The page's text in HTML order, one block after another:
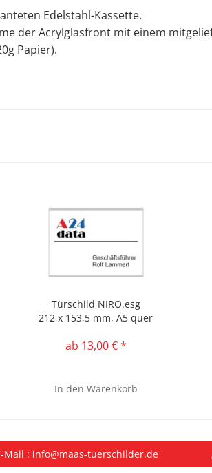
Edelstahl-Kassette.
der Acrylglasfront mit einem
Papier).
Türschild NIRO.esg
212 x 153,5 mm, A5 quer
ab 13,00 € *
In den Warenkorb
Mail : info@maas-tuerschilder.de